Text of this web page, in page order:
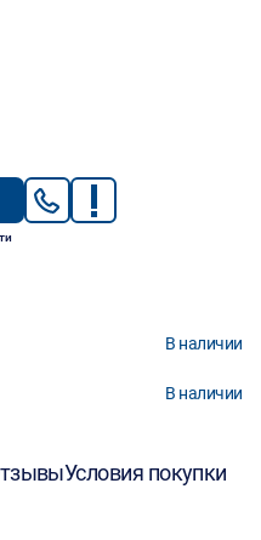
В наличии
В наличии
Условия покупки